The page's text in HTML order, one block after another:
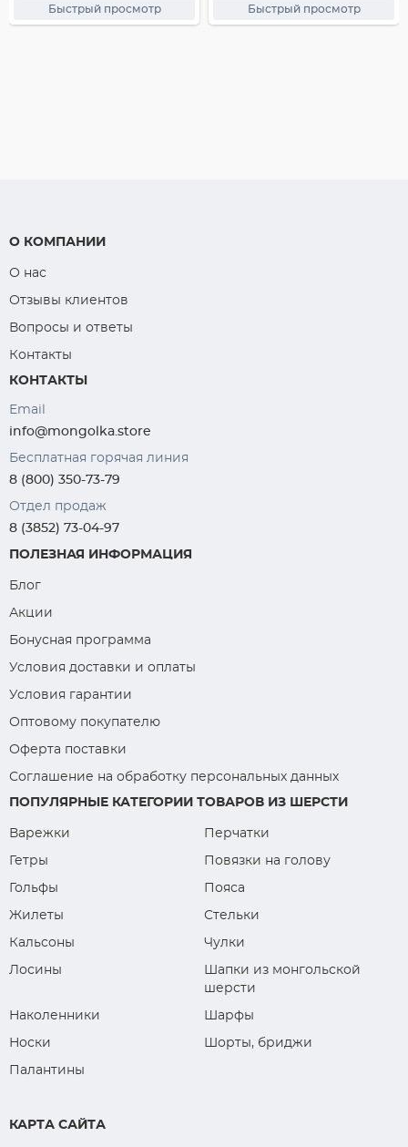
Быстрый просмотр
Быстрый просмотр
О КОМПАНИИ
О нас
Отзывы клиентов
Вопросы и ответы
Контакты
КОНТАКТЫ
Email
info@mongolka.store
Бесплатная горячая линия
8 (800) 350-73-79
Отдел продаж
8 (3852) 73-04-97
ПОЛЕЗНАЯ ИНФОРМАЦИЯ
Блог
Акции
Бонусная программа
Условия доставки и оплаты
Условия гарантии
Оптовому покупателю
Оферта поставки
Соглашение на обработку персональных данных
ПОПУЛЯРНЫЕ КАТЕГОРИИ ТОВАРОВ ИЗ ШЕРСТИ
Варежки
Перчатки
Гетры
Повязки на голову
Гольфы
Пояса
Жилеты
Стельки
Кальсоны
Чулки
Лосины
Шапки из монгольской
шерсти
Наколенники
Шарфы
Носки
Шорты, бриджи
Палантины
КАРТА САЙТА